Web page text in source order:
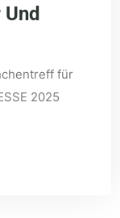
für
2025